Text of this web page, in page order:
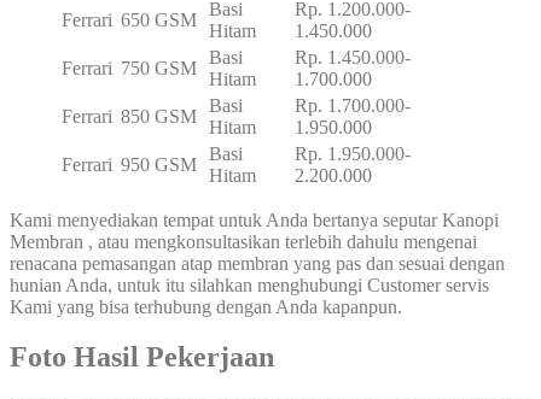
Ferrari 650 GSM
Basi
Hitam
Rp. 1.200.000-
1.450.000
Ferrari 750 GSM
Basi
Hitam
Rp. 1.450.000-
1.700.000
Ferrari 850 GSM
Basi
Hitam
Rp. 1.700.000-
1.950.000
Ferrari 950 GSM
Basi
Hitam
Rp. 1.950.000-
2.200.000
Kami menyediakan tempat untuk Anda bertanya seputar Kanopi
Membran , atau mengkonsultasikan terlebih dahulu mengenai
renacana pemasangan atap membran yang pas dan sesuai dengan
hunian Anda, untuk itu silahkan menghubungi Customer servis
Kami yang bisa terhubung dengan Anda kapanpun.
Foto Hasil Pekerjaan